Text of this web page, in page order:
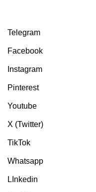
Telegram
Facebook
Instagram
Pinterest
Youtube
X (Twitter)
TikTok
Whatsapp
LInkedin